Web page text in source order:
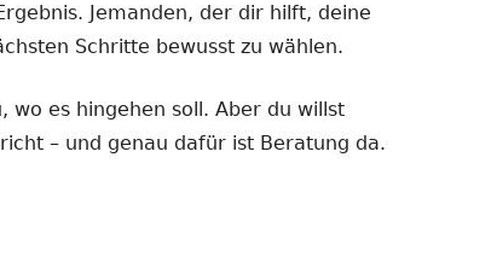
Jemanden, der dir hilft, deine
Schritte bewusst zu wählen.
wo es hingehen soll. Aber du willst
– und genau dafür ist Beratung da.